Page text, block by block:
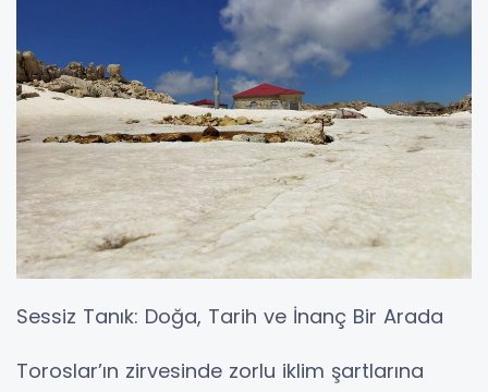
Sessiz Tanık: Doğa, Tarih ve İnanç Bir Arada
Toroslar’ın zirvesinde zorlu iklim şartlarına